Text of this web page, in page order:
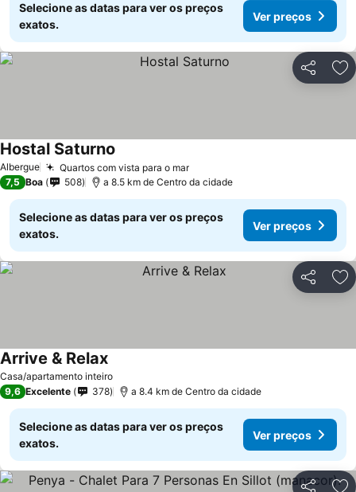
Selecione as datas para ver os preços
exatos.
Ver preços
Partilhar
Albergue Quartos com vista para o mar
Hostal Saturno
7,5 Boa 508 a 8.5 km de Centro da cidade
Selecione as datas para ver os preços
exatos.
Ver preços
Partilhar
Casa/apartamento inteiro
Arrive & Relax
9,6 Excelente 378 a 8.4 km de Centro da cidade
Selecione as datas para ver os preços
exatos.
Ver preços